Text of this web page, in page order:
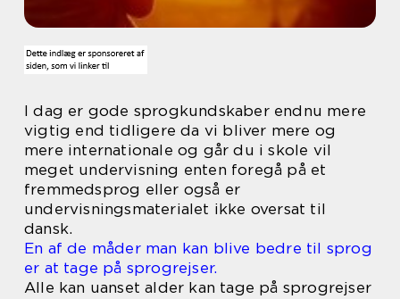
I dag er gode sprogkundskaber endnu mere
vigtig end tidligere da vi bliver mere og
mere internationale og går du i skole vil
meget undervisning enten foregå på et
fremmedsprog eller også er
undervisningsmaterialet ikke oversat til
dansk.
En af de måder man kan blive bedre til sprog
er at tage på sprogrejser.
Alle kan uanset alder kan tage på sprogrejser